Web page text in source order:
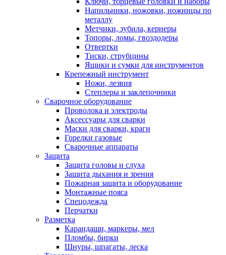
Напильники, ножовки, ножницы по
металлу
Метчики, зубила, кернеры
Топоры, ломы, гвоздодеры
Отвертки
Тиски, струбцины
Ящики и сумки для инструментов
Крепежный инструмент
Ножи, лезвия
Степлеры и заклепочники
Сварочное оборудование
Проволока и электроды
Аксессуары для сварки
Маски для сварки, краги
Горелки газовые
Сварочные аппараты
Защита
Защита головы и слуха
Защита дыхания и зрения
Пожарная защита и оборудование
Монтажные пояса
Спецодежда
Перчатки
Разметка
Карандаши, маркеры, мел
Пломбы, бирки
Шнуры, шпагаты, леска